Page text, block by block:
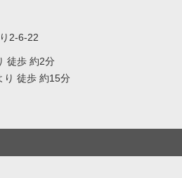
2-6-22
徒歩 約2分
り 徒歩 約15分